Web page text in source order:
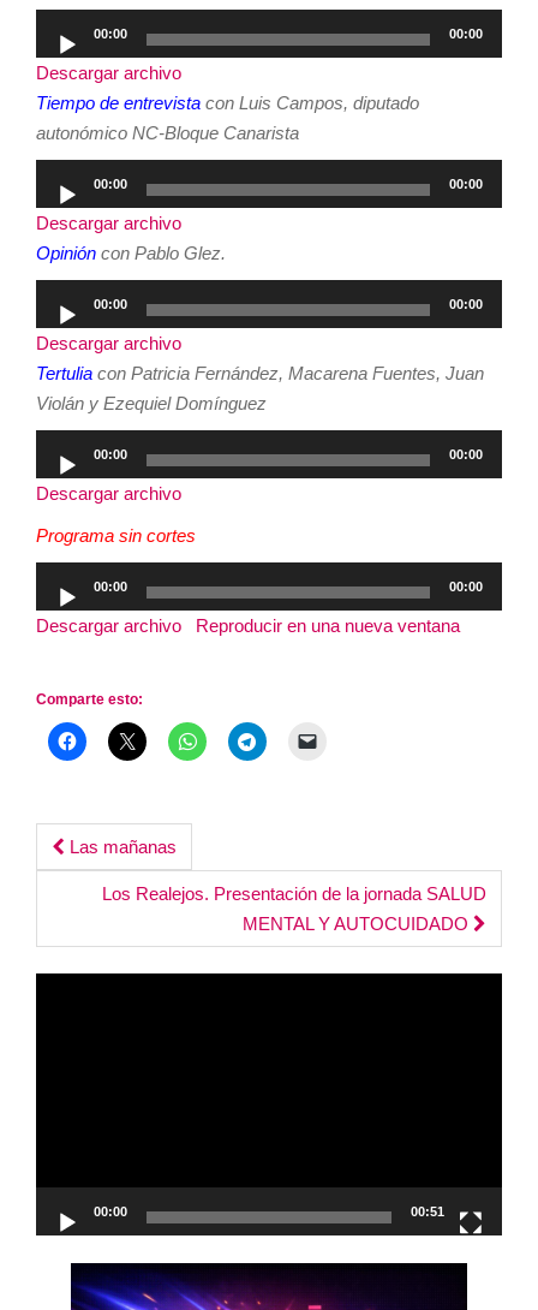
de
audio
00:00 00:00
Descargar archivo
Tiempo de entrevista con Luis Campos, diputado
autonómico NC-Bloque Canarista
de
audio
00:00 00:00
Descargar archivo
Opinión con Pablo Glez.
de
audio
00:00 00:00
Descargar archivo
Tertulia con Patricia Fernández, Macarena Fuentes, Juan
Violán y Ezequiel Domínguez
de
audio
00:00 00:00
Descargar archivo
Programa sin cortes
de
audio
00:00 00:00
Descargar archivo Reproducir en una nueva ventana
Comparte esto:
Post
navigation
Las mañanas
Los Realejos. Presentación de la jornada SALUD
MENTAL Y AUTOCUIDADO
00:00 00:51